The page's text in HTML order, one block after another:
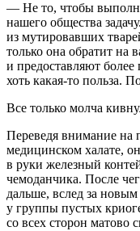
— Не то, чтобы
нашего общества
из мутировавших
только она обратит
и предоставляют
хоть какая-то польза.
Все только молча
Переведя внимание на
медицинском халате,
в руки железный
чемоданчика. После
дальше, вслед за
у группы пустых
со всех сторон матово